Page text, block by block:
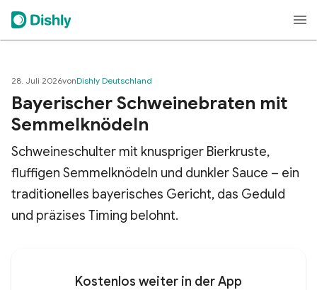
28. Juli 2026vonDishly Deutschland
Bayerischer Schweinebraten mit
Semmelknödeln
Schweineschulter mit knuspriger Bierkruste,
fluffigen Semmelknödeln und dunkler Sauce – ein
traditionelles bayerisches Gericht, das Geduld
und präzises Timing belohnt.
Kostenlos weiter in der App